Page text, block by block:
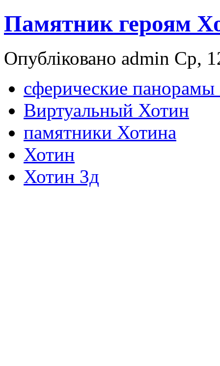
Памятник героям
Опубліковано admin Ср,
cферические
Виртуальный Хотин
памятники Хотина
Хотин
Хотин 3д